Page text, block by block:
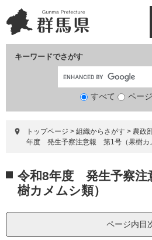
ー
ジ
ニ
ュ
て
キーワードでさがす
検
象
すべて ページ
トップページ > 組織からさがす > 農政
年度 発生予察注意報 第1号（果樹カ
文 令和8年度 発生予察
樹カメムシ類）
ページ内目